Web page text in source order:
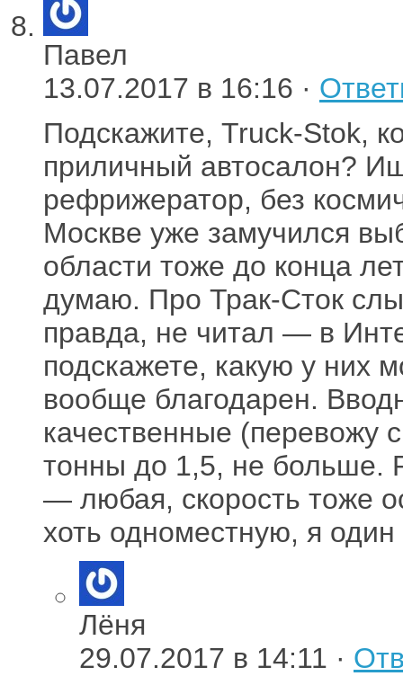
Павел
13.07.2017 в 16:16 ·
Подскажите, Truck-Stok,
приличный автосалон?
рефрижератор, без
Москве уже замучился
области тоже до конца
думаю. Про Трак-Сток
правда, не читал — в
подскажете, какую у них
вообще благодарен.
качественные (перевожу
тонны до 1,5, не больше.
— любая, скорость тоже
хоть одноместную, я
Лёня
29.07.2017 в 14:11 ·